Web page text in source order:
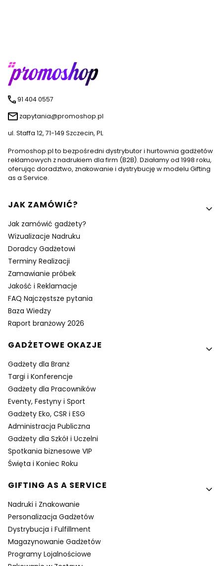
91 404 0557
zapytania@promoshop.pl
ul. Staffa 12, 71-149 Szczecin, PL
Promoshop.pl to bezpośredni dystrybutor i hurtownia gadżetów
reklamowych z nadrukiem dla firm (B2B). Działamy od 1998 roku,
oferując doradztwo, znakowanie i dystrybucję w modelu Gifting
as a Service.
Linki w stopce
JAK ZAMÓWIĆ?
Jak zamówić gadżety?
Wizualizacje Nadruku
Doradcy Gadżetowi
Terminy Realizacji
Zamawianie próbek
Jakość i Reklamacje
FAQ Najczęstsze pytania
Baza Wiedzy
Raport branżowy 2026
GADŻETOWE OKAZJE
Gadżety dla Branż
Targi i Konferencje
Gadżety dla Pracowników
Eventy, Festyny i Sport
Gadżety Eko, CSR i ESG
Administracja Publiczna
Gadżety dla Szkół i Uczelni
Spotkania biznesowe VIP
Święta i Koniec Roku
GIFTING AS A SERVICE
Nadruki i Znakowanie
Personalizacja Gadżetów
Dystrybucja i Fulfillment
Magazynowanie Gadżetów
Programy Lojalnościowe